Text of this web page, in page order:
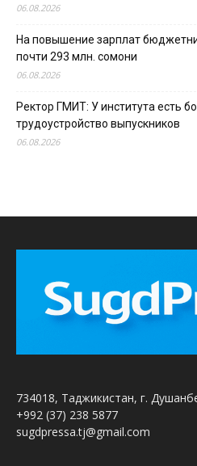
06.08.2026
На повышение зарплат
почти 293 млн. сомони
06.08.2026
Ректор ГМИТ: У института есть
трудоустройство выпускников
06.08.2026
734018, Таджикистан, г.
+992 (37) 238 5877
sugdpressa.tj@gmail.com